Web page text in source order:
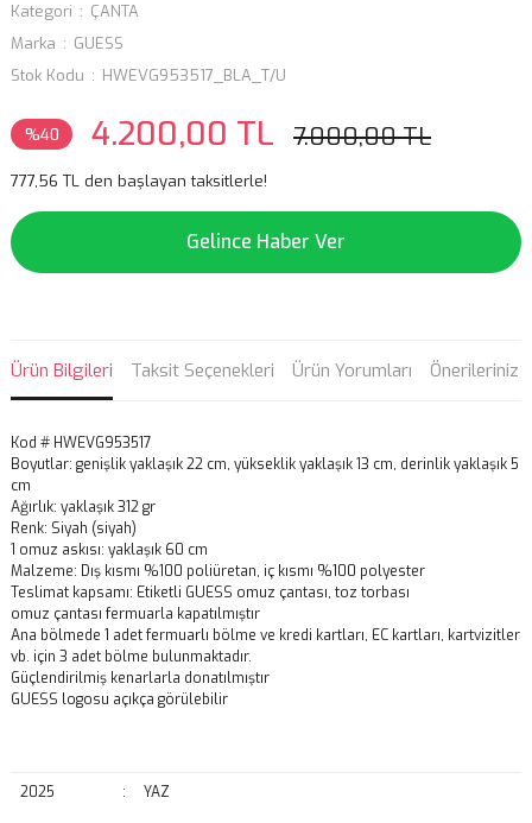
Kategori
ÇANTA
Marka
GUESS
Stok Kodu
HWEVG953517_BLA_T/U
%40 4.200,00 TL 7.000,00 TL
777,56 TL den başlayan taksitlerle!
Gelince Haber Ver
Ürün Bilgileri Taksit Seçenekleri Ürün Yorumları Önerileriniz
Kod # HWEVG953517
Boyutlar: genişlik yaklaşık 22 cm, yükseklik yaklaşık 13 cm, derinlik yaklaşık 5
cm
Ağırlık: yaklaşık 312 gr
Renk: Siyah (siyah)
1 omuz askısı: yaklaşık 60 cm
Malzeme: Dış kısmı %100 poliüretan, iç kısmı %100 polyester
Teslimat kapsamı: Etiketli GUESS omuz çantası, toz torbası
omuz çantası fermuarla kapatılmıştır
Ana bölmede 1 adet fermuarlı bölme ve kredi kartları, EC kartları, kartvizitler
vb. için 3 adet bölme bulunmaktadır.
Güçlendirilmiş kenarlarla donatılmıştır
GUESS logosu açıkça görülebilir
2025 : YAZ